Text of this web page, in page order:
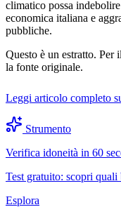
climatico possa
economica italiana e
pubbliche.
Questo è un estratto.
la fonte originale.
Leggi articolo completo
Strumento
Verifica idoneità in 60
Test gratuito: scopri
Esplora